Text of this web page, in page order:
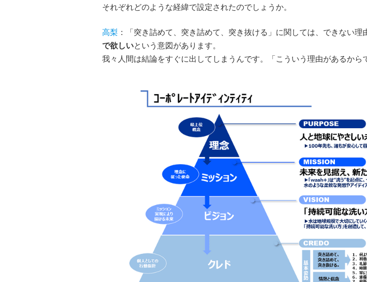
それぞれどのような経緯で設定されたのでしょうか。
高梨 ：「突き詰めて、突き詰めて、突き抜ける」に関しては、できない理
で欲しいという意図があります。
我々人間は結論をすぐに出してしまうんです。「こういう理由があるから